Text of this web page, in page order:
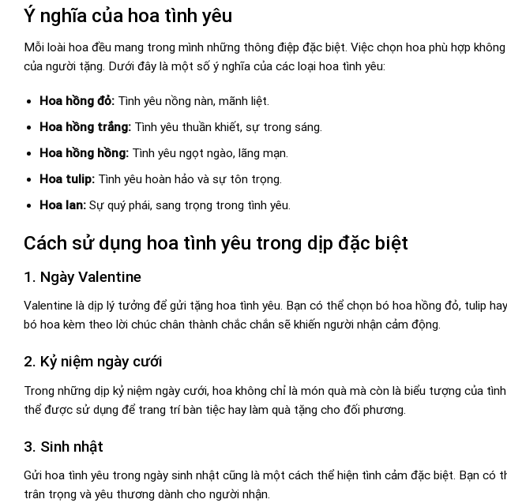
Ý nghĩa của hoa tình yêu
Mỗi loài hoa đều mang trong mình những thông điệp đặc biệt. Việc chọn hoa phù hợp
của người tặng. Dưới đây là một số ý nghĩa của các loại hoa tình yêu:
Hoa hồng đỏ:Tình yêu nồng nàn, mãnh liệt.
Hoa hồng trắng:Tình yêu thuần khiết, sự trong sáng.
Hoa hồng hồng:Tình yêu ngọt ngào, lãng mạn.
Hoa tulip:Tình yêu hoàn hảo và sự tôn trọng.
Hoa lan:Sự quý phái, sang trọng trong tình yêu.
Cách sử dụng hoa tình yêu trong dịp đặc biệt
1. Ngày Valentine
Valentine là dịp lý tưởng để gửi tặng hoa tình yêu. Bạn có thể chọn bó hoa hồng đỏ, tulip
bó hoa kèm theo lời chúc chân thành chắc chắn sẽ khiến người nhận cảm động.
2. Kỷ niệm ngày cưới
Trong những dịp kỷ niệm ngày cưới, hoa không chỉ là món quà mà còn là biểu tượng của
thể được sử dụng để trang trí bàn tiệc hay làm quà tặng cho đối phương.
3. Sinh nhật
Gửi hoa tình yêu trong ngày sinh nhật cũng là một cách thể hiện tình cảm đặc biệt. Bạn có
trân trọng và yêu thương dành cho người nhận.